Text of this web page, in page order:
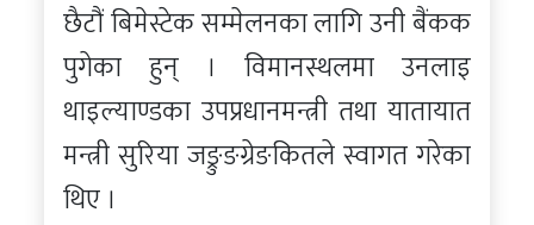
छैटौं बिमेस्टेक सम्मेलनका लागि उनी बैंकक
पुगेका हुन् । विमानस्थलमा उनलाइ
थाइल्याण्डका उपप्रधानमन्त्री तथा यातायात
मन्त्री सुरिया जङ्रुङग्रेङकितले स्वागत गरेका
थिए ।